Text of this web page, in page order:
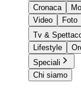
Cronaca
Video
Foto
Tv &
Lifestyle
Speciali
Chi siamo